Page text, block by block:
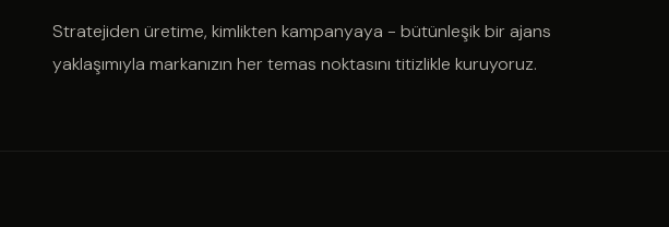
Stratejiden üretime, kimlikten kampanyaya - bütünleşik bir ajans
yaklaşımıyla markanızın her temas noktasını titizlikle kuruyoruz.